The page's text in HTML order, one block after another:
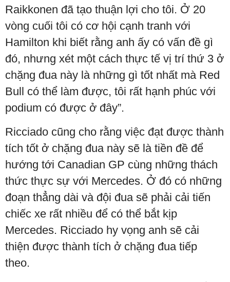
Raikkonen đã tạo thuận lợi cho tôi. Ở 20
vòng cuối tôi có cơ hội cạnh tranh với
Hamilton khi biết rằng anh ấy có vấn đề gì
đó, nhưng xét một cách thực tế vị trí thứ 3 ở
chặng đua này là những gì tốt nhất mà Red
Bull có thể làm được, tôi rất hạnh phúc với
podium có được ở đây”.
Ricciado cũng cho rằng việc đạt được thành
tích tốt ở chặng đua này sẽ là tiền đề để
hướng tới Canadian GP cùng những thách
thức thực sự với Mercedes. Ở đó có những
đoạn thẳng dài và đội đua sẽ phải cải tiến
chiếc xe rất nhiều để có thể bắt kịp
Mercedes. Ricciado hy vọng anh sẽ cải
thiện được thành tích ở chặng đua tiếp
theo.